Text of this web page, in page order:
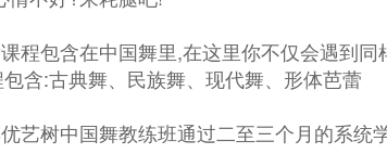
程包含在中国舞里,在这里你不仅会遇到
含:古典舞、民族舞、现代舞、形体芭蕾
艺树中国舞教练班通过二至三个月的系